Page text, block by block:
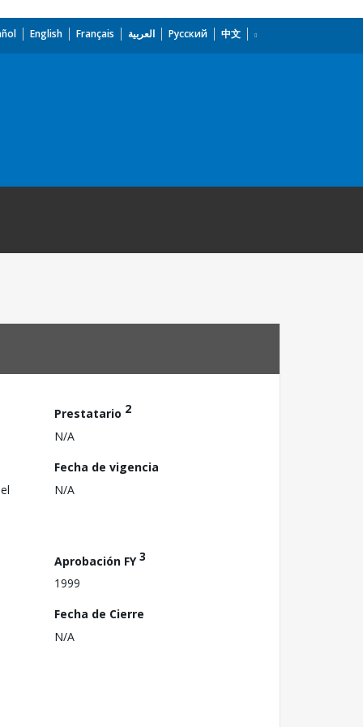
English Français العربية Русский 中文
Prestatario 2
N/A
Fecha de vigencia
N/A
Aprobación FY3
1999
Fecha de Cierre
N/A